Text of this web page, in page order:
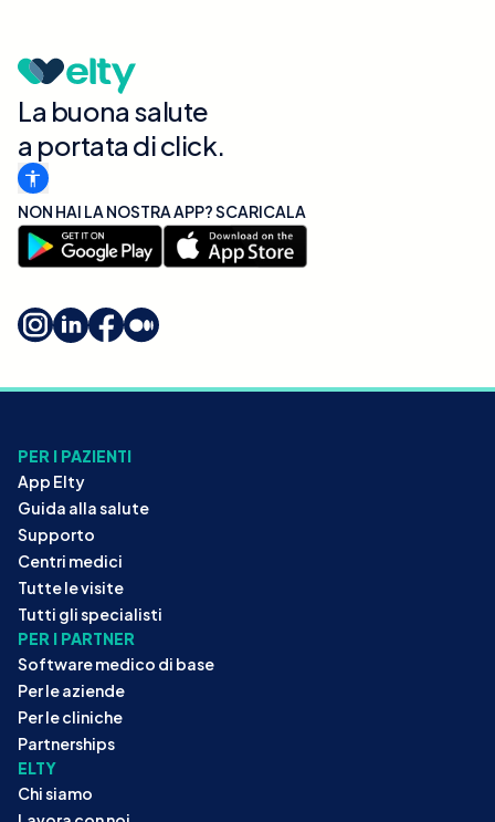
La buona salute
a portata di click.
NON HAI LA NOSTRA APP? SCARICALA
PER I PAZIENTI
App Elty
Guida alla salute
Supporto
Centri medici
Tutte le visite
Tutti gli specialisti
PER I PARTNER
Software medico di base
Per le aziende
Per le cliniche
Partnerships
ELTY
Chi siamo